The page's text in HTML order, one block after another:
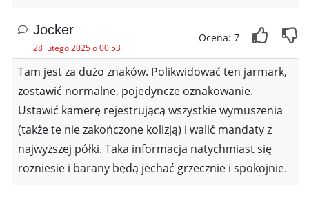
Jocker
28 lutego 2025 o 00:53
Ocena: 7
Tam jest za dużo znaków. Polikwidować ten jarmark,
zostawić normalne, pojedyncze oznakowanie.
Ustawić kamerę rejestrującą wszystkie wymuszenia
(także te nie zakończone kolizją) i walić mandaty z
najwyższej półki. Taka informacja natychmiast się
rozniesie i barany będą jechać grzecznie i spokojnie.